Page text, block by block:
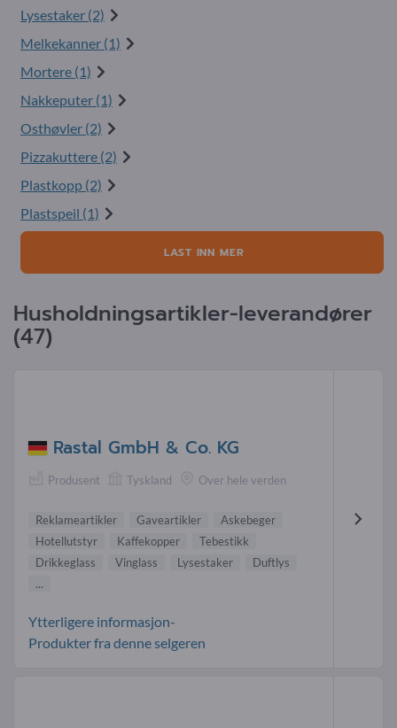
Lysestaker (2)
Melkekanner (1)
Mortere (1)
Nakkeputer (1)
Osthøvler (2)
Pizzakuttere (2)
Plastkopp (2)
Plastspeil (1)
LAST INN MER
Husholdningsartikler-leverandører
(47)
Rastal GmbH & Co. KG
Produsent Tyskland Over hele verden
Reklameartikler Gaveartikler
Askebeger
Hotellutstyr
Kaffekopper
Tebestikk
Drikkeglass
Vinglass Lysestaker
Duftlys
...
Ytterligere informasjon-
Produkter fra denne selgeren